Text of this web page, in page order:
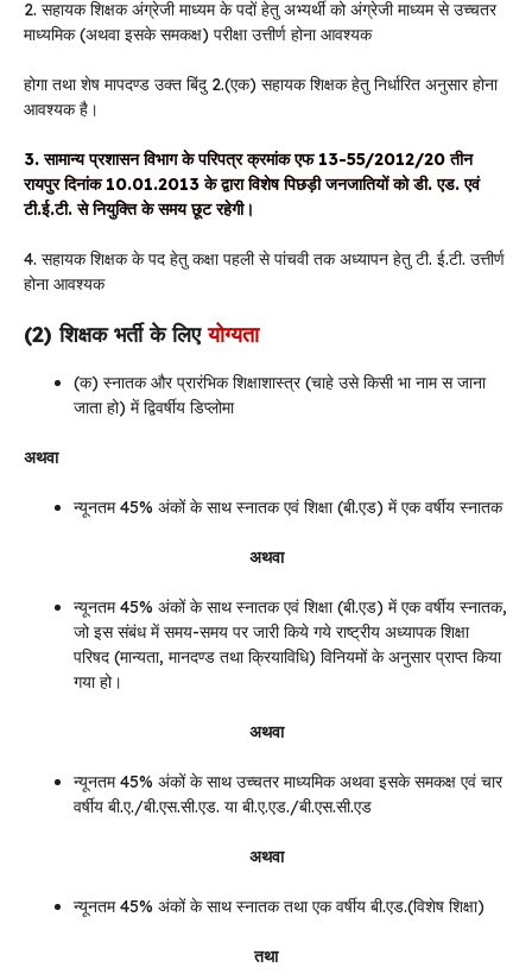
2. सहायक शिक्षक अंग्रेजी माध्यम के पदों हेतु अभ्यर्थी को अंग्रेजी माध्यम से उच्चतर
माध्यमिक (अथवा इसके समकक्ष) परीक्षा उत्तीर्ण होना आवश्यक
होगा तथा शेष मापदण्ड उक्त बिंदु 2.(एक) सहायक शिक्षक हेतु निर्धारित अनुसार होना
आवश्यक है।
3. सामान्य प्रशासन विभाग के परिपत्र क्रमांक एफ 13-55/2012/20 तीन
रायपुर दिनांक 10.01.2013 के द्वारा विशेष पिछड़ी जनजातियों को डी. एड. एवं
टी.ई.टी. से नियुक्ति के समय छूट रहेगी।
4. सहायक शिक्षक के पद हेतु कक्षा पहली से पांचवी तक अध्यापन हेतु टी. ई.टी. उत्तीर्ण
होना आवश्यक
(2) शिक्षक भर्तीके लिएयोग्यता
(क) स्नातक और प्रारंभिक शिक्षाशास्त्र (चाहे उसे किसी भा नाम स जाना
जाता हो) में द्विवर्षीय डिप्लोमा
अथवा
न्यूनतम 45% अंकों के साथ स्नातक एवं शिक्षा (बी.एड) में एक वर्षीय स्नातक
अथवा
न्यूनतम 45% अंकों के साथ स्नातक एवं शिक्षा (बी.एड) में एक वर्षीय स्नातक,
जो इस संबंध में समय-समय पर जारी किये गये राष्ट्रीय अध्यापक शिक्षा
परिषद (मान्यता, मानदण्ड तथा क्रियाविधि) विनियमों के अनुसार प्राप्त किया
गया हो।
अथवा
न्यूनतम 45% अंकों के साथ उच्चतर माध्यमिक अथवा इसके समकक्ष एवं चार
वर्षीय बी.ए./बी.एस.सी.एड. या बी.ए.एड./बी.एस.सी.एड
अथवा
न्यूनतम 45% अंकों के साथ स्नातक तथा एक वर्षीय बी.एड.(विशेष शिक्षा)
तथा